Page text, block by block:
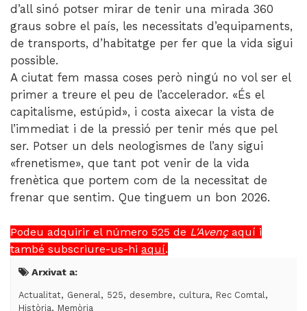
d’all sinó potser mirar de tenir una mirada 360
graus sobre el país, les necessitats d’equipaments,
de transports, d’habitatge per fer que la vida sigui
possible.
A ciutat fem massa coses però ningú no vol ser el
primer a treure el peu de l’accelerador. «És el
capitalisme, estúpid», i costa aixecar la vista de
l’immediat i de la pressió per tenir més que pel
ser. Potser un dels neologismes de l’any sigui
«frenetisme», que tant pot venir de la vida
frenètica que portem com de la necessitat de
frenar que sentim. Que tinguem un bon 2026.
Podeu adquirir el número 525 de L'Avenç aquí i
també subscriure-us-hi aquí.
Arxivat a:
Actualitat, General, 525, desembre, cultura, Rec Comtal,
Història, Memòria